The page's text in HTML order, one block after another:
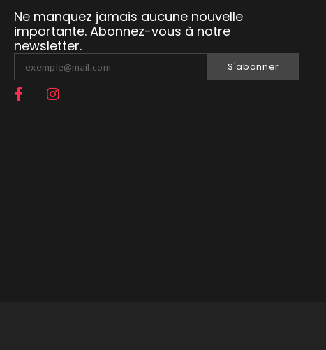
Ne manquez jamais aucune nouvelle
importante. Abonnez-vous à notre
newsletter.
S'abonner